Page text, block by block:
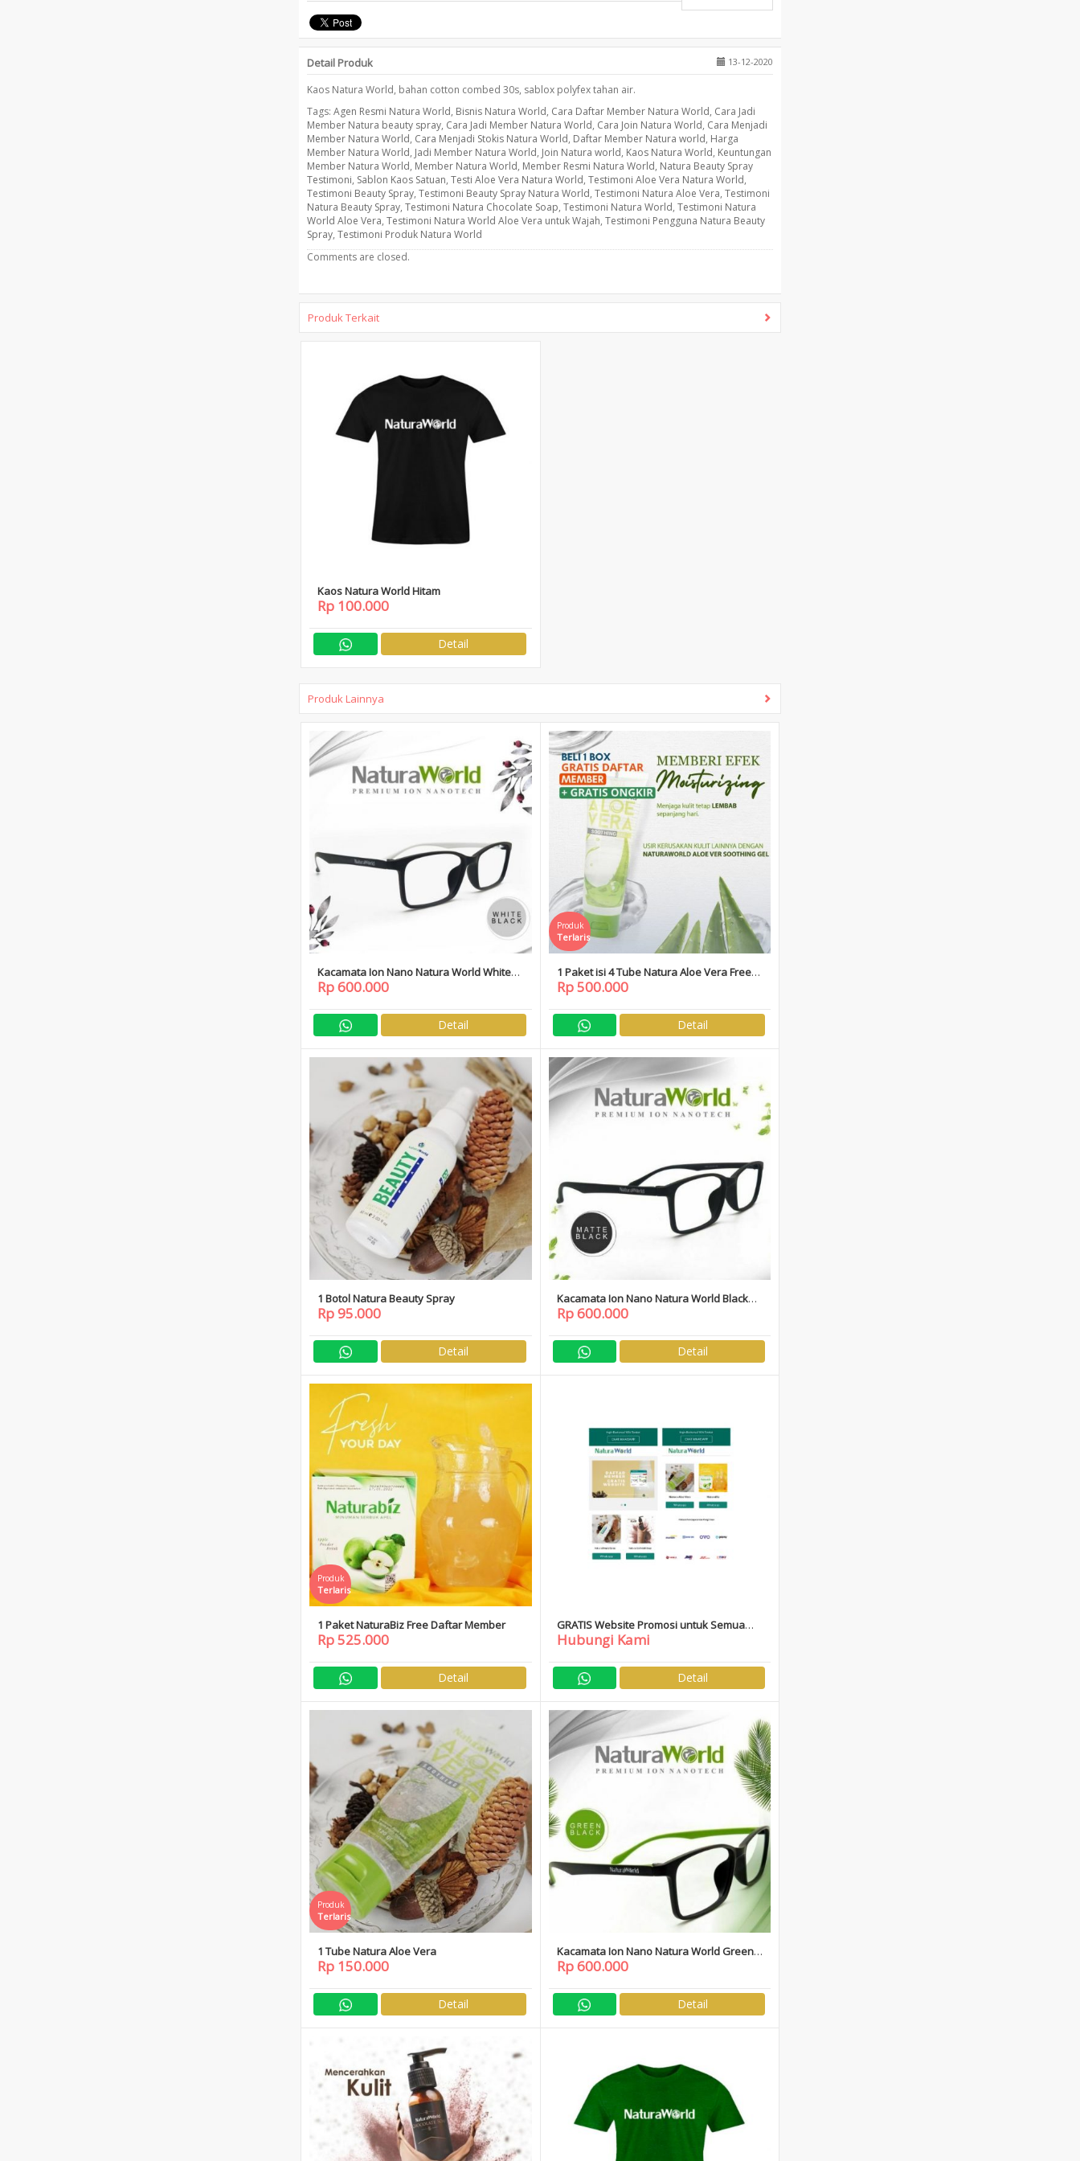
Detail Produk 13-12-2020
Kaos Natura World, bahan cotton combed 30s, sablox polyfex tahan air.
Tags: Agen Resmi Natura World, Bisnis Natura World, Cara Daftar Member Natura World, Cara Jadi
Member Natura beauty spray, Cara Jadi Member Natura World, Cara Join Natura World, Cara Menjadi
Member Natura World, Cara Menjadi Stokis Natura World, Daftar Member Natura world, Harga
Member Natura World, Jadi Member Natura World, Join Natura world, Kaos Natura World, Keuntungan
Member Natura World, Member Natura World, Member Resmi Natura World, Natura Beauty Spray
Testimoni, Sablon Kaos Satuan, Testi Aloe Vera Natura World, Testimoni Aloe Vera Natura World,
Testimoni Beauty Spray, Testimoni Beauty Spray Natura World, Testimoni Natura Aloe Vera, Testimoni
Natura Beauty Spray, Testimoni Natura Chocolate Soap, Testimoni Natura World, Testimoni Natura
World Aloe Vera, Testimoni Natura World Aloe Vera untuk Wajah, Testimoni Pengguna Natura Beauty
Spray, Testimoni Produk Natura World
Comments are closed.
Produk Terkait
Kaos Natura World Hitam
Rp 100.000
Detail
Produk Lainnya
Kacamata Ion Nano Natura World White
Black Free Daftar Member
Rp 600.000
Detail
1 Paket isi 4 Tube Natura Aloe Vera Free
Daftar Member
Produk
Terlaris
Rp 500.000
Detail
1 Botol Natura Beauty Spray
Rp 95.000
Detail
Kacamata Ion Nano Natura World Black
Matte Free Daftar Member
Rp 600.000
Detail
1 Paket NaturaBiz Free Daftar Member
Produk
Terlaris
Rp 525.000
Detail
GRATIS Website Promosi untuk Semua
Member
Hubungi Kami
Detail
1 Tube Natura Aloe Vera
Produk
Terlaris
Rp 150.000
Detail
Kacamata Ion Nano Natura World Green
Black Free Daftar Member
Rp 600.000
Detail